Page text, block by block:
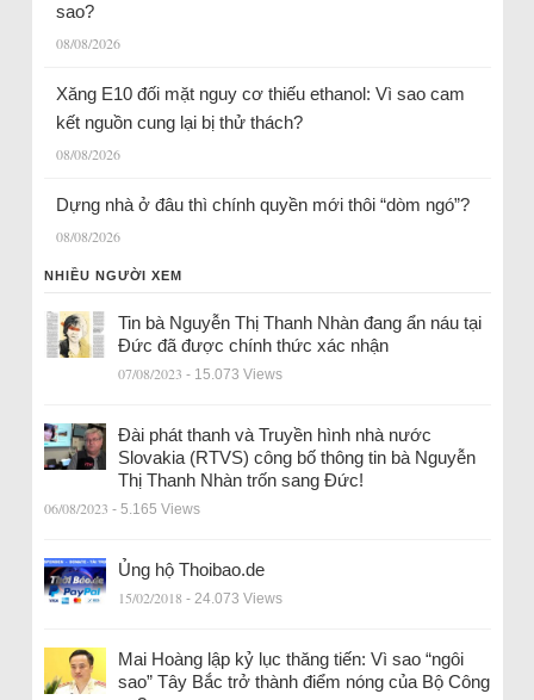
sao?
08/08/2026
Xăng E10 đối mặt nguy cơ thiếu ethanol: Vì sao cam
kết nguồn cung lại bị thử thách?
08/08/2026
Dựng nhà ở đâu thì chính quyền mới thôi “dòm ngó”?
08/08/2026
NHIỀU NGƯỜI XEM
Tin bà Nguyễn Thị Thanh Nhàn đang ẩn náu tại
Đức đã được chính thức xác nhận
07/08/2023 - 15.073 Views
Đài phát thanh và Truyền hình nhà nước
Slovakia (RTVS) công bố thông tin bà Nguyễn
Thị Thanh Nhàn trốn sang Đức!
06/08/2023 - 5.165 Views
Ủng hộ Thoibao.de
15/02/2018 - 24.073 Views
Mai Hoàng lập kỷ lục thăng tiến: Vì sao “ngôi
sao” Tây Bắc trở thành điểm nóng của Bộ Công